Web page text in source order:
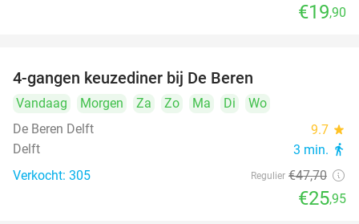
€19,90
4-gangen keuzediner bij De Beren
Vandaag Morgen Za Zo Ma Di
Wo
De Beren Delft
9.7 star
Delft 3 min. directions_walk
Verkocht: 305 Regulier €47,70
€25,95